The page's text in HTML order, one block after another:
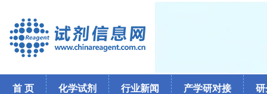
首 页 化学试剂 行业新闻 产学研对接 研